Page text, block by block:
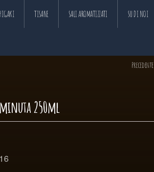
TISANE SALI AROMATIZZATI SU DI NOI
Precedente
minuta 250ml